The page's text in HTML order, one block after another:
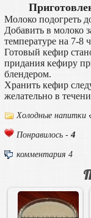
Молоко подогреть
Добавить в молоко
температуре на 7-8
Готовый кефир
придания кефиру
блендером.
Хранить кефир
желательно в
Холодные напитки
Понравилось -4
комментария 4